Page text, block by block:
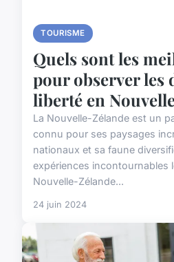
TOURISME
Quels sont les
pour observer les
liberté en
La Nouvelle-Zélande est un
connu pour ses paysages
nationaux et sa faune
expériences incontournables
Nouvelle-Zélande...
24 juin 2024